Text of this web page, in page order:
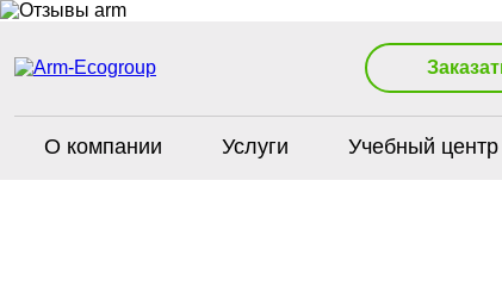
О компании Услуги Учебный центр